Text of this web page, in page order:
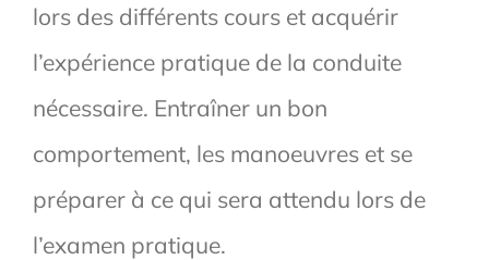
lors des différents cours et acquérir
l’expérience pratique de la conduite
nécessaire. Entraîner un bon
comportement, les manoeuvres et se
préparer à ce qui sera attendu lors de
l’examen pratique.